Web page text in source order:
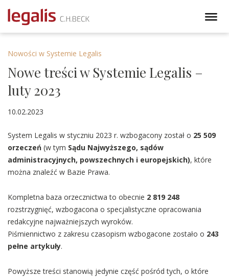
Nowości w Systemie Legalis
Nowe treści w Systemie Legalis –
luty 2023
10.02.2023
System Legalis w styczniu 2023 r. wzbogacony został o 25 509
orzeczeń (w tym Sądu Najwyższego, sądów
administracyjnych, powszechnych i europejskich), które
można znaleźć w Bazie Prawa.
Kompletna baza orzecznictwa to obecnie 2 819 248
rozstrzygnięć, wzbogacona o specjalistyczne opracowania
redakcyjne najważniejszych wyroków.
Piśmiennictwo z zakresu czasopism wzbogacone zostało o 243
pełne artykuły.
Powyższe treści stanowią jedynie część pośród tych, o które